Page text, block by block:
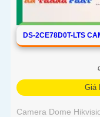
DS-2CE78D0T-LTS
Giá
Camera Dome